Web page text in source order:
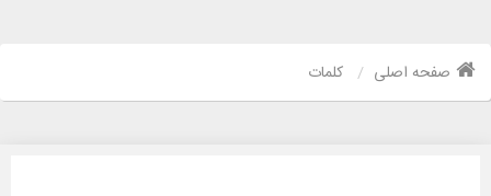
صفحه اصلی کلمات